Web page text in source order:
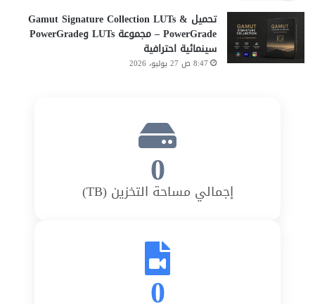
تحميل Gamut Signature Collection LUTs &
PowerGrade – مجموعة LUTs وPowerGrade
سينمائية احترافية
8:47 ص 27 يوليو، 2026
0
إجمالي مساحة التخزين (TB)
0